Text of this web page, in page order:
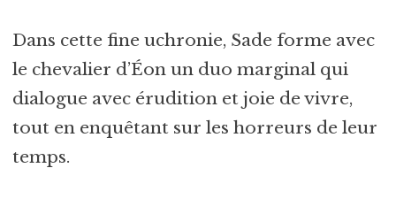
Dans cette fine uchronie, Sade forme avec
le chevalier d’Éon un duo marginal qui
dialogue avec érudition et joie de vivre,
tout en enquêtant sur les horreurs de leur
temps.